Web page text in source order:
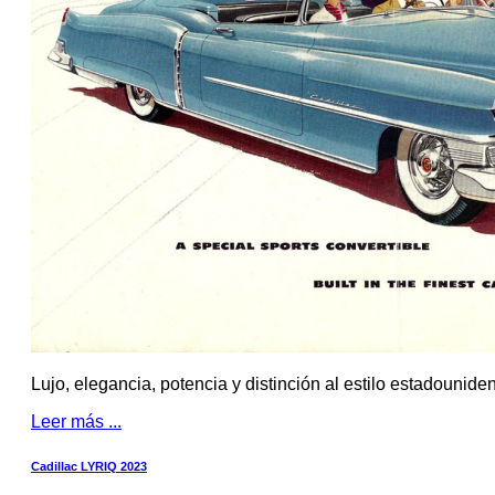
Lujo, elegancia, potencia y distinción al estilo
Leer más ...
Cadillac LYRIQ 2023